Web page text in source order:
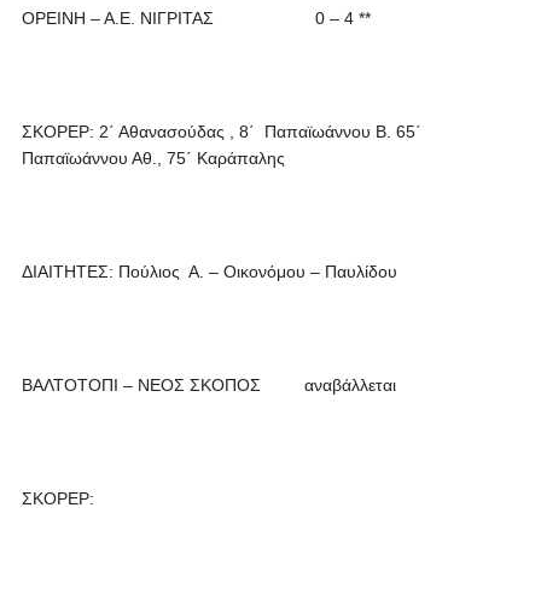
ΟΡΕΙΝΗ – Α.Ε. ΝΙΓΡΙΤΑΣ 0 – 4 **
ΣΚΟΡΕΡ: 2΄ Αθανασούδας , 8΄ Παπαϊωάννου Β. 65΄
Παπαϊωάννου Αθ., 75΄ Καράπαλης
ΔΙΑΙΤΗΤΕΣ: Πούλιος Α. – Οικονόμου – Παυλίδου
ΒΑΛΤΟΤΟΠΙ – ΝΕΟΣ ΣΚΟΠΟΣ αναβάλλεται
ΣΚΟΡΕΡ: